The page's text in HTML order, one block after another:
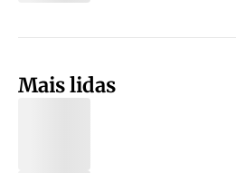
Mais lidas